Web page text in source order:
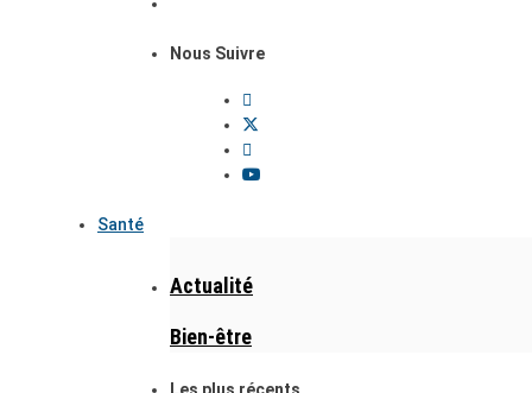
Nous Suivre
Santé
Actualité
Bien-être